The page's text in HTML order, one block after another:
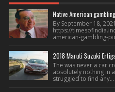
Native American
By September 18,
https://
american-gambling-
2018 Maruti Suzuki
The was never a car
absolutely nothing in
struggled to find any...